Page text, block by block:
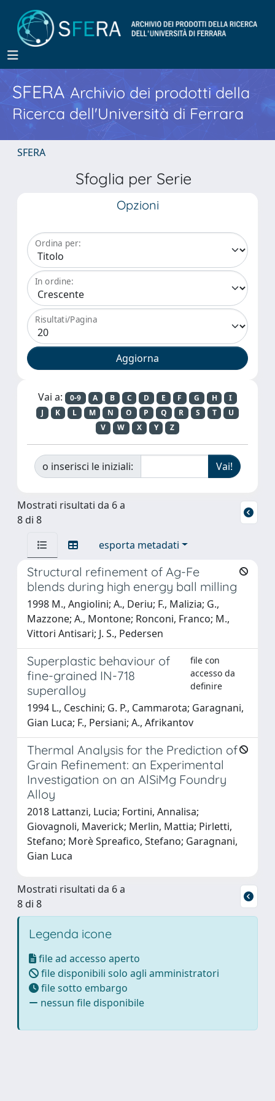
SFERA Archivio dei prodotti della
Ricerca dell'Università di Ferrara
SFERA
Sfoglia per Serie
Opzioni
Ordina per:
In ordine:
Risultati/Pagina
Vai a: 0-9 A B C D E F G H
I
J
K L M N O P Q R S T
U
V
W X Y Z
o inserisci le iniziali:
Mostrati risultati da 6 a
8 di 8
esporta metadati
Structural refinement of Ag-Fe
blends during high energy ball milling
1998 M., Angiolini; A., Deriu; F., Malizia; G.,
Mazzone; A., Montone; Ronconi, Franco; M.,
Vittori Antisari; J. S., Pedersen
Superplastic behaviour of
fine-grained IN-718
superalloy
file con
accesso da
definire
1994 L., Ceschini; G. P., Cammarota; Garagnani,
Gian Luca; F., Persiani; A., Afrikantov
Thermal Analysis for the Prediction of
Grain Refinement: an Experimental
Investigation on an AlSiMg Foundry
Alloy
2018 Lattanzi, Lucia; Fortini, Annalisa;
Giovagnoli, Maverick; Merlin, Mattia; Pirletti,
Stefano; Morè Spreafico, Stefano; Garagnani,
Gian Luca
Mostrati risultati da 6 a
8 di 8
Legenda icone
file ad accesso aperto
file disponibili solo agli amministratori
file sotto embargo
nessun file disponibile